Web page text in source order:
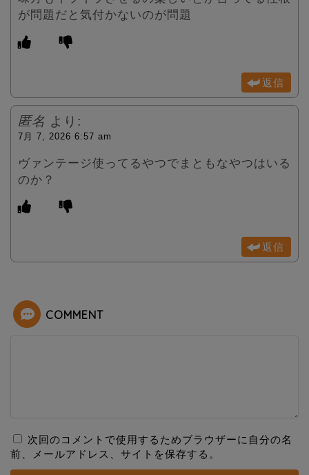
が問題だと気付かないのが問題
返信
匿名 より:
7月 7, 2026 6:57 am
ヴァンテージ使ってるやつでまともなやつはいる
のか？
返信
COMMENT
次回のコメントで使用するためブラウザーに自分の名
前、メールアドレス、サイトを保存する。